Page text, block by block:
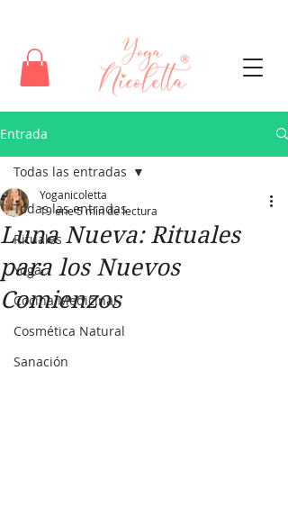
Entrada
Todas las entradas
Rituales
Yoga
Cocina Medicinal
Cosmética Natural
Sanación
Todas las entradas
Luna Nueva: Rituales
para los Nuevos
Comienzos
Yoganicoletta
19 ene5 min de lectura